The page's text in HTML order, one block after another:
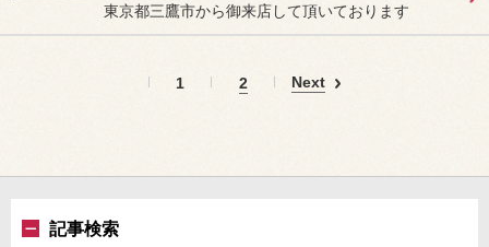
東京都三鷹市から御来店して頂いております
1 2 Next
記事検索